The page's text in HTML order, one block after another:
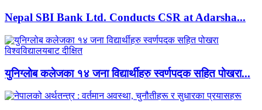
Nepal SBI Bank Ltd. Conducts CSR at Adarsha...
युनिग्लोब कलेजका १४ जना विद्यार्थीहरु स्वर्णपदक सहित पोखरा...